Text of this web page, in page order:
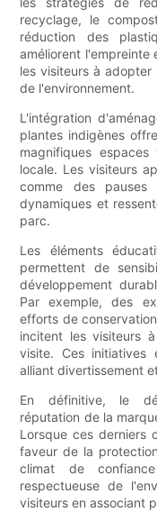
recyclage, le
réduction des
améliorent
les visiteurs à
de l'environnement.
L'intégration
plantes indigènes
magnifiques
locale. Les visiteurs
comme des pauses
dynamiques et
parc.
Les éléments
permettent de
développement
Par exemple, des
efforts de
incitent les visiteurs
visite. Ces initiatives
alliant divertissement
En définitive, le
réputation de la
Lorsque ces derniers
faveur de la
climat de
respectueuse de
visiteurs en associant